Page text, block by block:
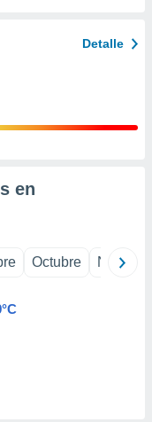
Detalle
en
Octubre